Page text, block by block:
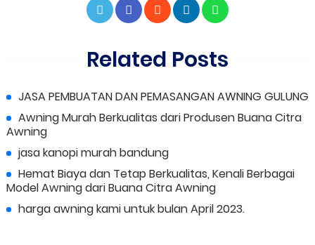
Related Posts
JASA PEMBUATAN DAN PEMASANGAN AWNING GULUNG
Awning Murah Berkualitas dari Produsen Buana Citra
Awning
jasa kanopi murah bandung
Hemat Biaya dan Tetap Berkualitas, Kenali Berbagai
Model Awning dari Buana Citra Awning
harga awning kami untuk bulan April 2023.